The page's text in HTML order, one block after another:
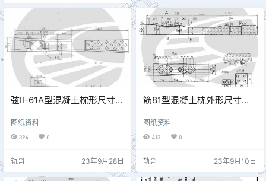
预应力混凝土长枕(图号：专线9403
-Ⅱ)。 2.套管式预应力混凝土枕是在
新Ⅱ型预应力混凝土枕的基础上，预
埋…
弦Ⅱ-61A型混凝土枕形尺寸图
图纸资料
394 0
轨哥 23年9月28日
筋81型混凝土枕外形尺寸图
图纸资料
413 0
轨哥 23年9月10日